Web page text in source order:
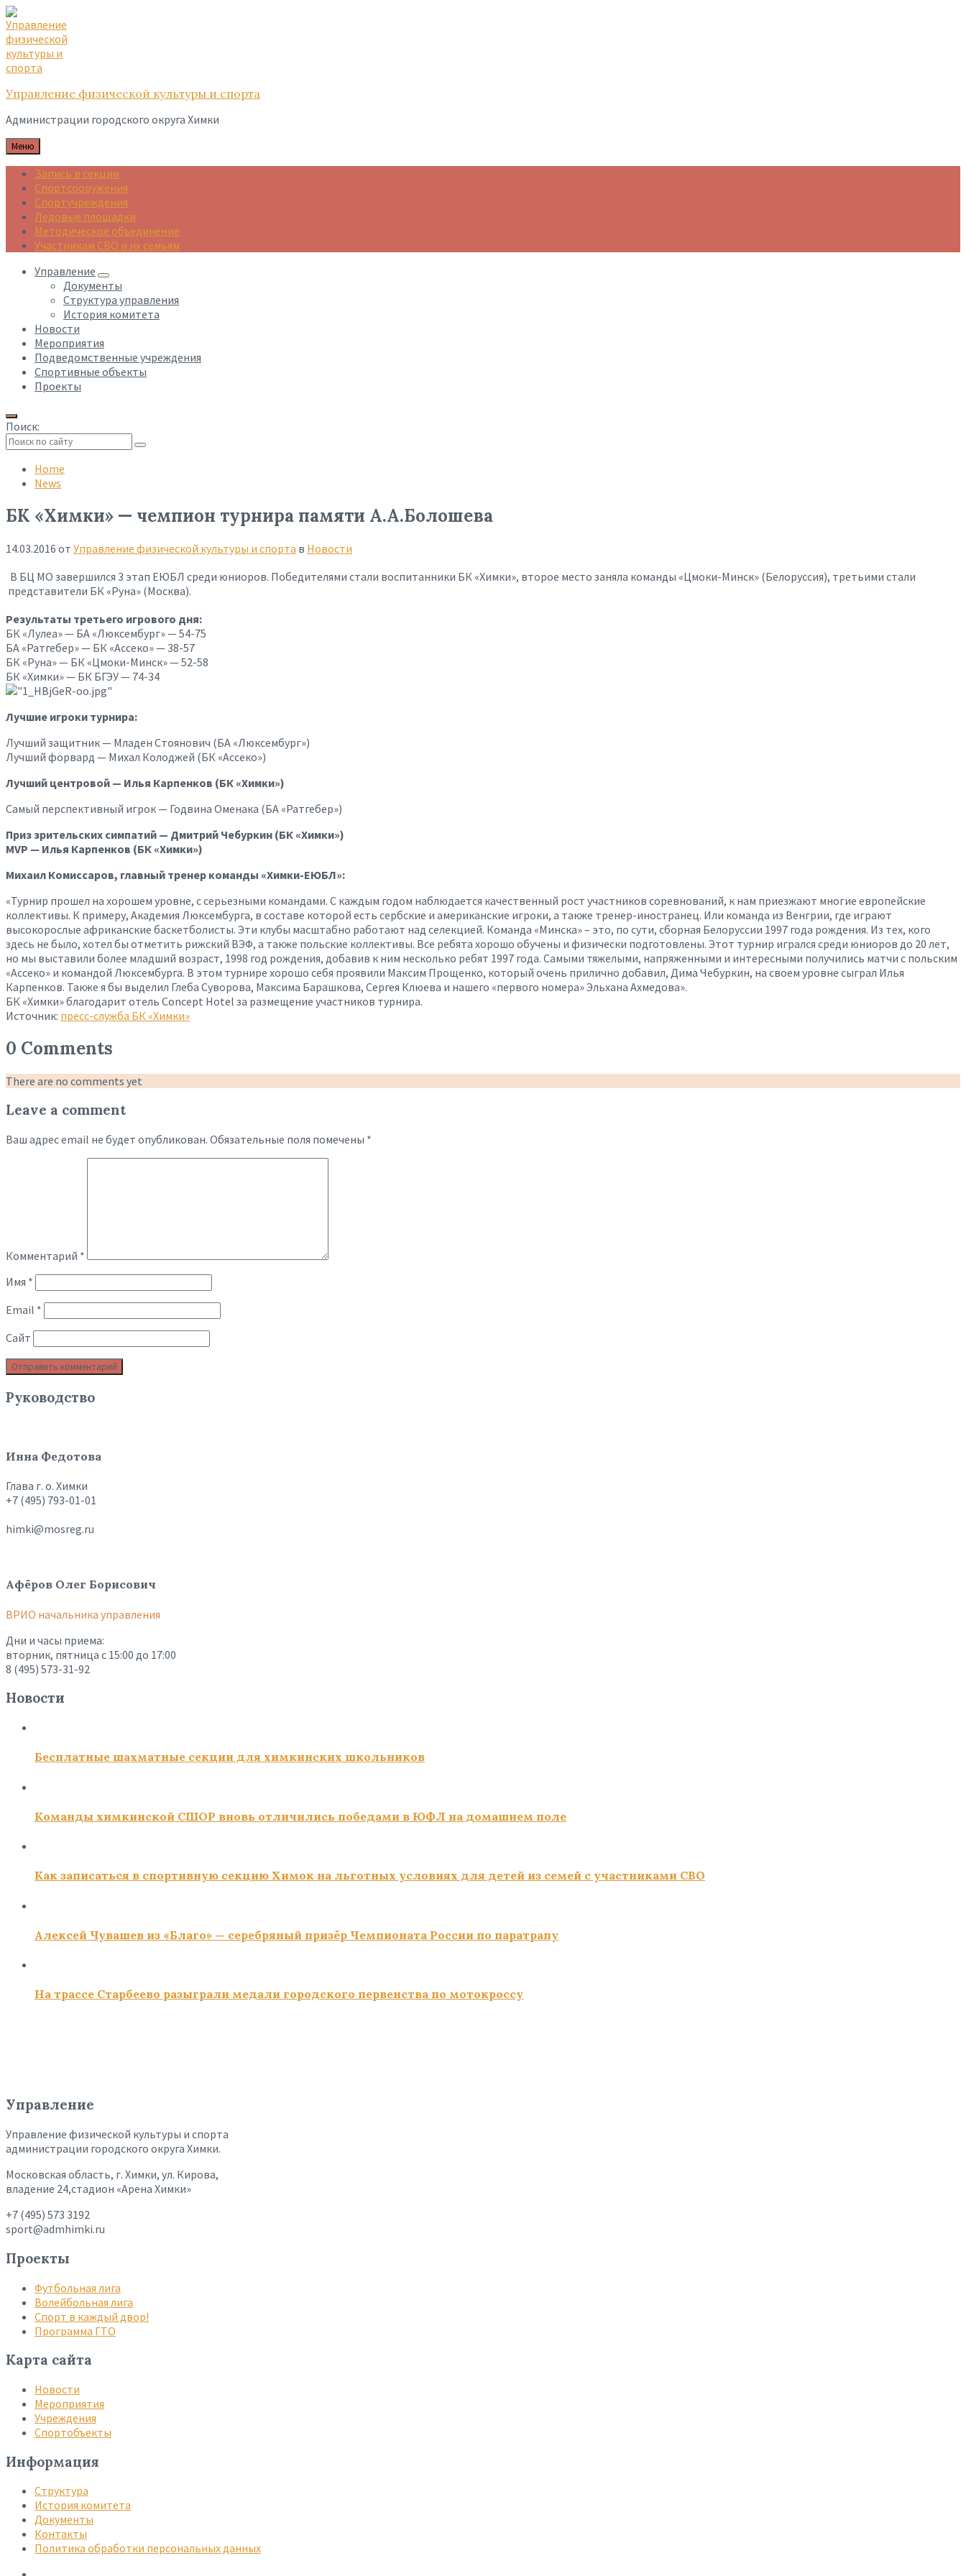
Skip
to
content
Skip
to
main
navigation
Skip
to
footer
Управление физической культуры и спорта
Администрации городского округа Химки
Меню
Запись в секции
Спортсооружения
Спортучреждения
Ледовые площадки
Методическое объединение
Участникам СВО и их семьям
Управление
Документы
Структура управления
История комитета
Новости
Мероприятия
Подведомственные учреждения
Спортивные объекты
Проекты
Поиск:
search
Home
News
БК «Химки» — чемпион турнира памяти А.А.Болошева
14.03.2016 от Управление физической культуры и спорта в Новости
В БЦ МО завершился 3 этап ЕЮБЛ среди юниоров. Победителями стали воспитанники БК «Химки», второе место заняла команды «Цмоки-Минск» (Белоруссия), третьими стали
представители БК «Руна» (Москва).
Результаты третьего игрового дня:
БК «Лулеа» — БА «Люксембург» — 54-75
БА «Ратгебер» — БК «Ассеко» — 38-57
БК «Руна» — БК «Цмоки-Минск» — 52-58
БК «Химки» — БК БГЭУ — 74-34
Лучшие игроки турнира:
Лучший защитник — Младен Стоянович (БА «Люксембург»)
Лучший форвард — Михал Колоджей (БК «Ассеко»)
Лучший центровой — Илья Карпенков (БК «Химки»)
Самый перспективный игрок — Годвина Оменака (БА «Ратгебер»)
Приз зрительских симпатий — Дмитрий Чебуркин (БК «Химки»)
MVP — Илья Карпенков (БК «Химки»)
Михаил Комиссаров, главный тренер команды «Химки-ЕЮБЛ»:
«Турнир прошел на хорошем уровне, с серьезными командами. С каждым годом наблюдается качественный рост участников соревнований, к нам приезжают многие европейские
коллективы. К примеру, Академия Люксембурга, в составе которой есть сербские и американские игроки, а также тренер-иностранец. Или команда из Венгрии, где играют
высокорослые африканские баскетболисты. Эти клубы масштабно работают над селекцией. Команда «Минска» – это, по сути, сборная Белоруссии 1997 года рождения. Из тех, кого
здесь не было, хотел бы отметить рижский ВЭФ, а также польские коллективы. Все ребята хорошо обучены и физически подготовлены. Этот турнир игрался среди юниоров до 20 лет,
но мы выставили более младший возраст, 1998 год рождения, добавив к ним несколько ребят 1997 года. Самыми тяжелыми, напряженными и интересными получились матчи с польским
«Ассеко» и командой Люксембурга. В этом турнире хорошо себя проявили Максим Прощенко, который очень прилично добавил, Дима Чебуркин, на своем уровне сыграл Илья
Карпенков. Также я бы выделил Глеба Суворова, Максима Барашкова, Сергея Клюева и нашего «первого номера» Эльхана Ахмедова».
БК «Химки» благодарит отель Concept Hotel за размещение участников турнира.
Источник: пресс-служба БК «Химки»
0 Comments
There are no comments yet
Leave a comment
Ваш адрес email не будет опубликован. Обязательные поля помечены *
Комментарий *
Имя *
Email *
Сайт
Руководство
Инна Федотова
Глава г. о. Химки
+7 (495) 793-01-01
himki@mosreg.ru
Афёров Олег Борисович
ВРИО начальника управления
Дни и часы приема:
вторник, пятница с 15:00 до 17:00
8 (495) 573-31-92
Новости
Бесплатные шахматные секции для химкинских школьников
Команды химкинской СШОР вновь отличились победами в ЮФЛ на домашнем поле
Как записаться в спортивную секцию Химок на льготных условиях для детей из семей с участниками СВО
Алексей Чувашев из «Благо» — серебряный призёр Чемпионата России по паратрапу
На трассе Старбеево разыграли медали городского первенства по мотокроссу
Управление
Управление физической культуры и спорта
администрации городского округа Химки.
Московская область, г. Химки, ул. Кирова,
владение 24,стадион «Арена Химки»
+7 (495) 573 3192
sport@admhimki.ru
Проекты
Футбольная лига
Волейбольная лига
Спорт в каждый двор!
Программа ГТО
Карта сайта
Новости
Мероприятия
Учреждения
Спортобъекты
Информация
Структура
История комитета
Документы
Контакты
Политика обработки персональных данных